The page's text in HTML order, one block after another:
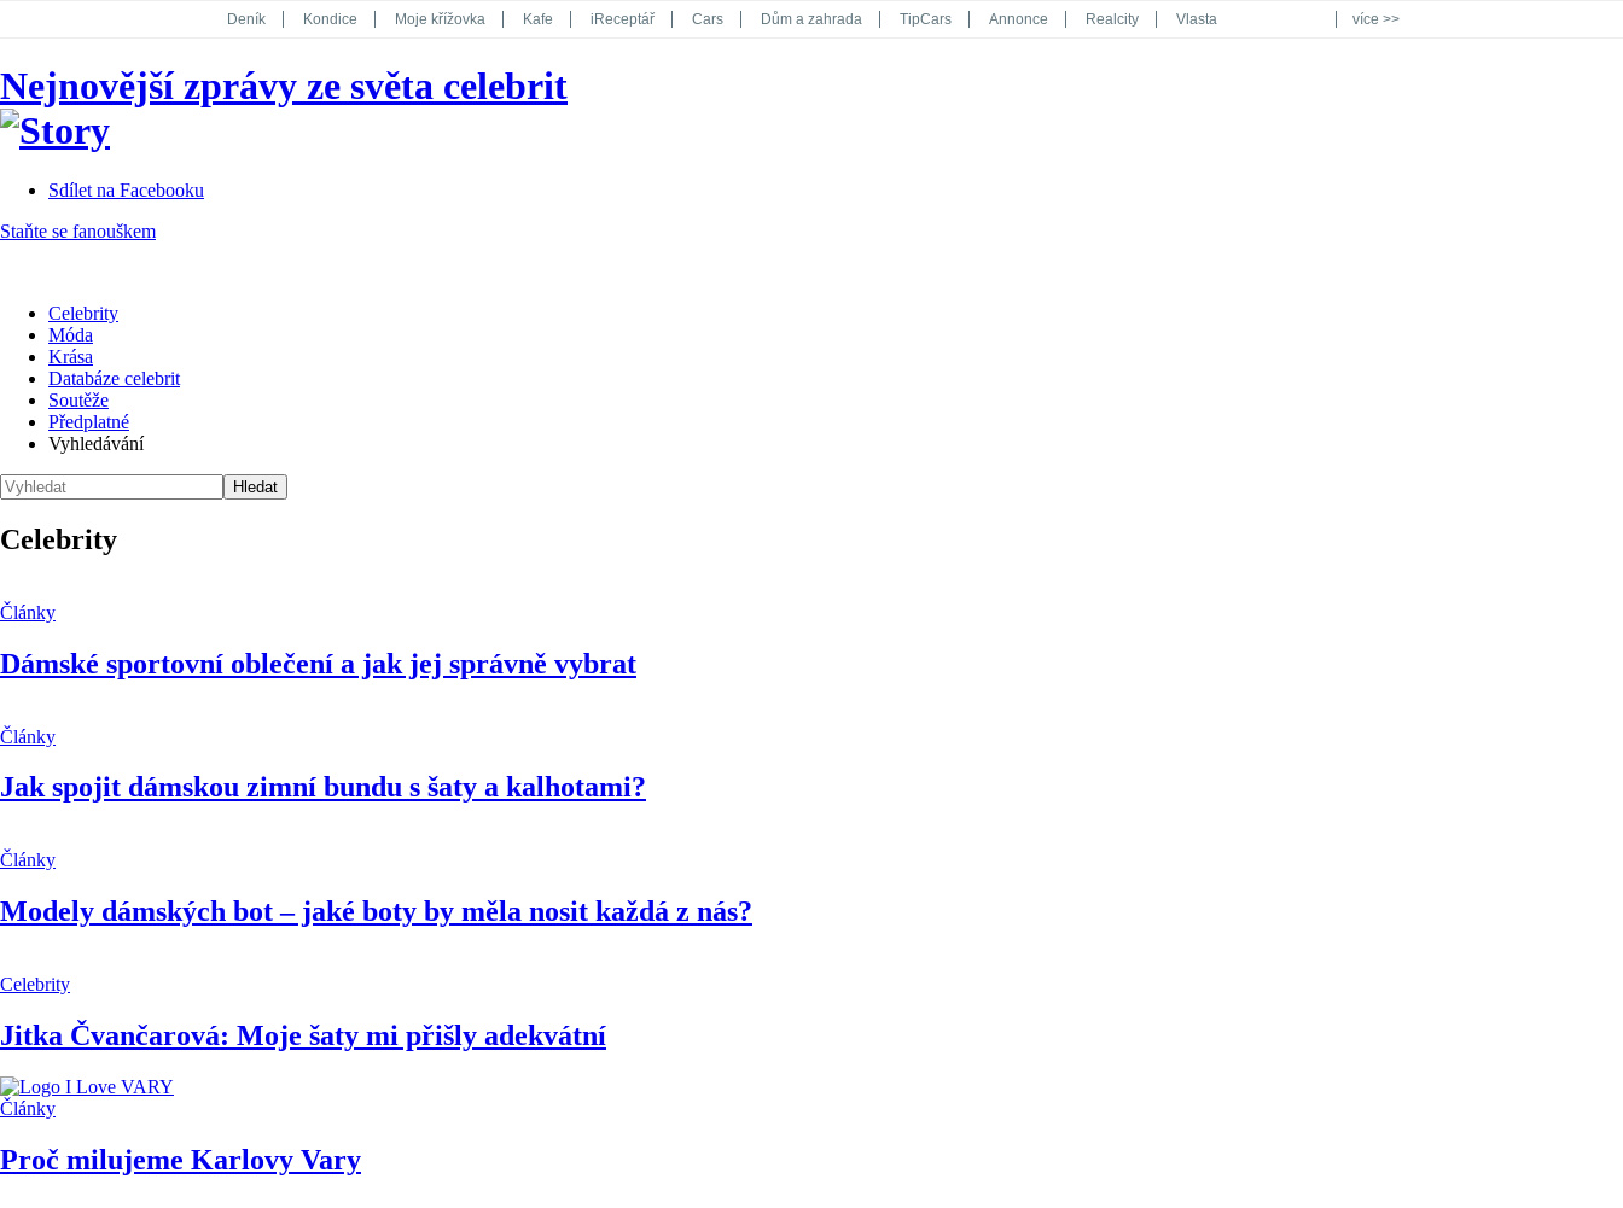
Deník Kondice Moje křížovka Kafe iReceptář Cars Dům a zahrada TipCars Annonce Realcity Vlasta
Koktejl
více >>
Nejnovější zprávy ze světa celebrit
Sdílet na Facebooku
Staňte se fanouškem
Celebrity
Móda
Krása
Databáze celebrit
Soutěže
Předplatné
Vyhledávání
Celebrity
Články
Dámské sportovní oblečení a jak jej správně vybrat
Články
Jak spojit dámskou zimní bundu s šaty a kalhotami?
Články
Modely dámských bot – jaké boty by měla nosit každá z nás?
Celebrity
Jitka Čvančarová: Moje šaty mi přišly adekvátní
Články
Proč milujeme Karlovy Vary